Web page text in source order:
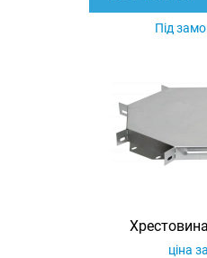
Під
ціна